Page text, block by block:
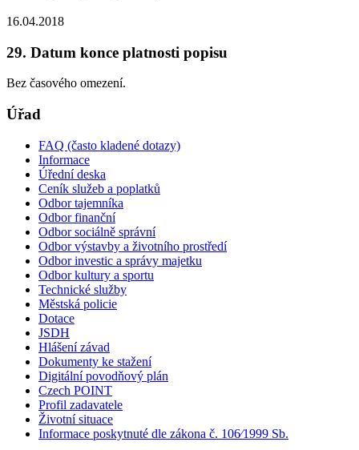
16.04.2018
29. Datum konce platnosti popisu
Bez časového omezení.
Úřad
FAQ (často kladené dotazy)
Informace
Úřední deska
Ceník služeb a poplatků
Odbor tajemníka
Odbor finanční
Odbor sociálně správní
Odbor výstavby a životního prostředí
Odbor investic a správy majetku
Odbor kultury a sportu
Technické služby
Městská policie
Dotace
JSDH
Hlášení závad
Dokumenty ke stažení
Digitální povodňový plán
Czech POINT
Profil zadavatele
Životní situace
Informace poskytnuté dle zákona č. 106⁄1999 Sb.